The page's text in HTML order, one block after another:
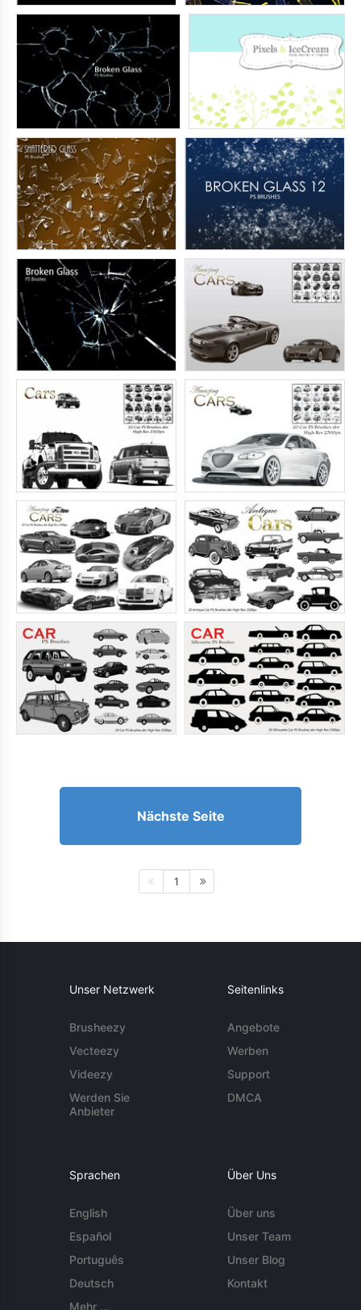
Nächste Seite
1
Unser Netzwerk
Brusheezy
Vecteezy
Videezy
Werden Sie
Anbieter
Seitenlinks
Angebote
Werben
Support
DMCA
Sprachen
English
Español
Português
Deutsch
Mehr ...
Über Uns
Über uns
Unser Team
Unser Blog
Kontakt